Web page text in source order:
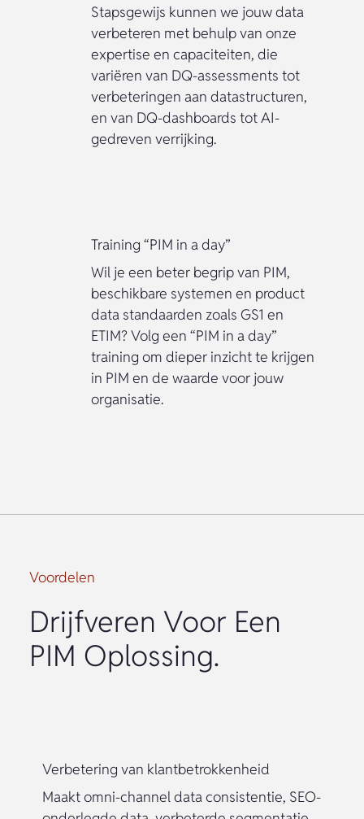
Stapsgewijs kunnen we jouw data
verbeteren met behulp van onze
expertise en capaciteiten, die
variëren van DQ-assessments tot
verbeteringen aan datastructuren,
en van DQ-dashboards tot AI-
gedreven verrijking.
Training “PIM in a day”
Wil je een beter begrip van PIM,
beschikbare systemen en product
data standaarden zoals GS1 en
ETIM? Volg een “PIM in a day”
training om dieper inzicht te krijgen
in PIM en de waarde voor jouw
organisatie.
Voordelen
Drijfveren Voor Een
PIM Oplossing.
Verbetering van klantbetrokkenheid
Maakt omni-channel data consistentie, SEO-